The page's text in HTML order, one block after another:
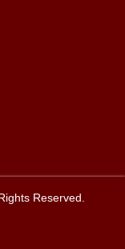
Reserved.